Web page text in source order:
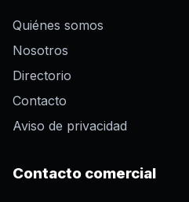
Quiénes somos
Nosotros
Directorio
Contacto
Aviso de privacidad
Contacto comercial